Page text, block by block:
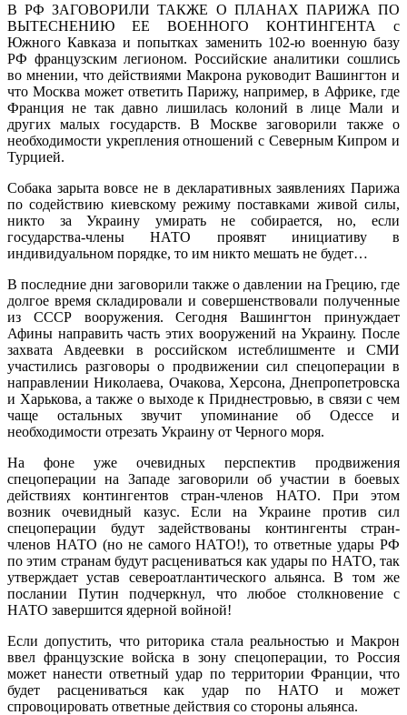
В РФ ЗАГОВОРИЛИ ТАКЖЕ О ПЛАНАХ ПАРИЖА ПО
ВЫТЕСНЕНИЮ ЕЕ ВОЕННОГО КОНТИНГЕНТА с
Южного Кавказа и попытках заменить 102-ю военную базу
РФ французским легионом. Российские аналитики сошлись
во мнении, что действиями Макрона руководит Вашингтон и
что Москва может ответить Парижу, например, в Африке, где
Франция не так давно лишилась колоний в лице Мали и
других малых государств. В Москве заговорили также о
необходимости укрепления отношений с Северным Кипром и
Турцией.
Собака зарыта вовсе не в декларативных заявлениях Парижа
по содействию киевскому режиму поставками живой силы,
никто за Украину умирать не собирается, но, если
государства-члены НАТО проявят инициативу в
индивидуальном порядке, то им никто мешать не будет…
В последние дни заговорили также о давлении на Грецию, где
долгое время складировали и совершенствовали полученные
из СССР вооружения. Сегодня Вашингтон принуждает
Афины направить часть этих вооружений на Украину. После
захвата Авдеевки в российском истеблишменте и СМИ
участились разговоры о продвижении сил спецоперации в
направлении Николаева, Очакова, Херсона, Днепропетровска
и Харькова, а также о выходе к Приднестровью, в связи с чем
чаще остальных звучит упоминание об Одессе и
необходимости отрезать Украину от Черного моря.
На фоне уже очевидных перспектив продвижения
спецоперации на Западе заговорили об участии в боевых
действиях контингентов стран-членов НАТО. При этом
возник очевидный казус. Если на Украине против сил
спецоперации будут задействованы контингенты стран-
членов НАТО (но не самого НАТО!), то ответные удары РФ
по этим странам будут расцениваться как удары по НАТО, так
утверждает устав североатлантического альянса. В том же
послании Путин подчеркнул, что любое столкновение с
НАТО завершится ядерной войной!
Если допустить, что риторика стала реальностью и Макрон
ввел французские войска в зону спецоперации, то Россия
может нанести ответный удар по территории Франции, что
будет расцениваться как удар по НАТО и может
спровоцировать ответные действия со стороны альянса.